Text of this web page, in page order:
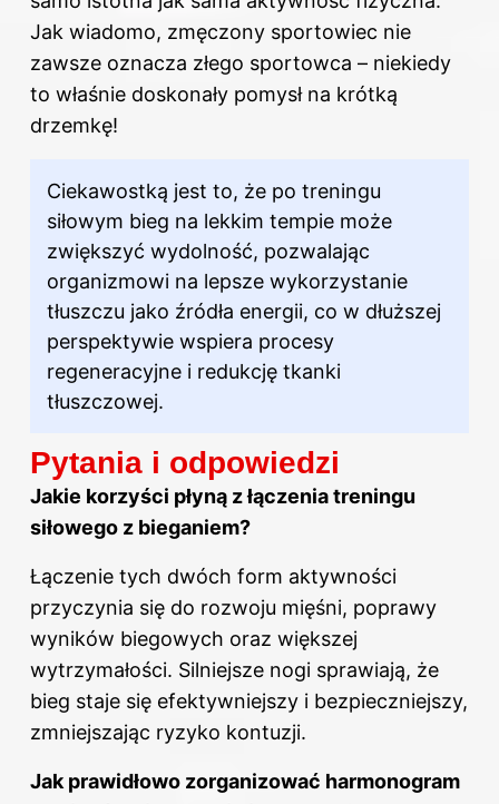
Jak wiadomo, zmęczony sportowiec nie
zawsze oznacza złego sportowca – niekiedy
to właśnie doskonały pomysł na krótką
drzemkę!
Ciekawostką jest to, że po treningu
siłowym bieg na lekkim tempie może
zwiększyć wydolność, pozwalając
organizmowi na lepsze wykorzystanie
tłuszczu jako źródła energii, co w dłuższej
perspektywie wspiera procesy
regeneracyjne i redukcję tkanki
tłuszczowej.
Pytania i odpowiedzi
Jakie korzyści płyną z łączenia treningu
siłowego z bieganiem?
Łączenie tych dwóch form aktywności
przyczynia się do rozwoju mięśni, poprawy
wyników biegowych oraz większej
wytrzymałości. Silniejsze nogi sprawiają, że
bieg staje się efektywniejszy i bezpieczniejszy,
zmniejszając ryzyko kontuzji.
Jak prawidłowo zorganizować harmonogram